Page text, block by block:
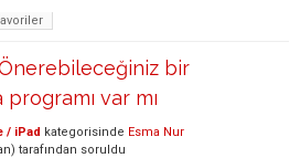
bir
var mı
/ iPad kategorisinde Esma Nur
tarafından soruldu